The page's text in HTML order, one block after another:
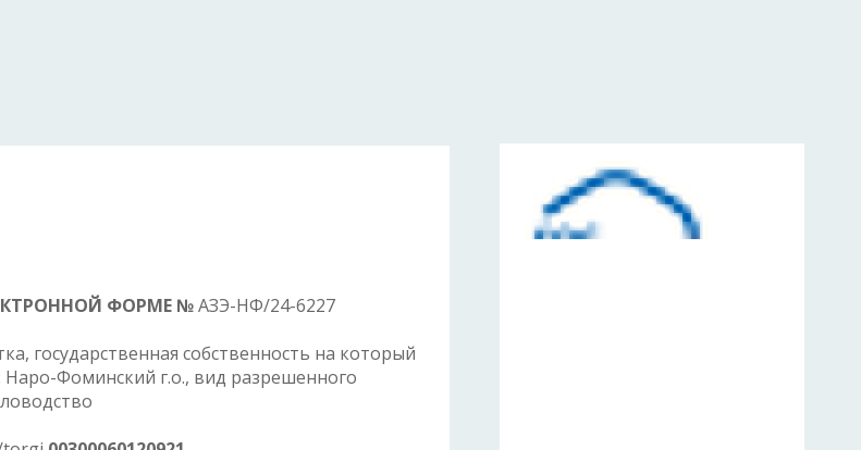
ФОРМЕ №АЗЭ-НФ/24-6227
государственная собственность на который
Фоминский г.о., вид разрешенного